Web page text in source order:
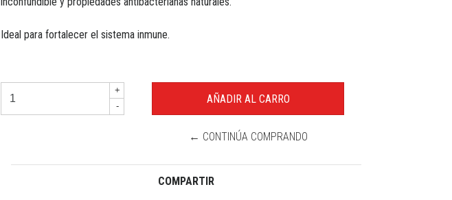
Ideal para fortalecer el sistema inmune.
+
-
← CONTINÚA COMPRANDO
COMPARTIR